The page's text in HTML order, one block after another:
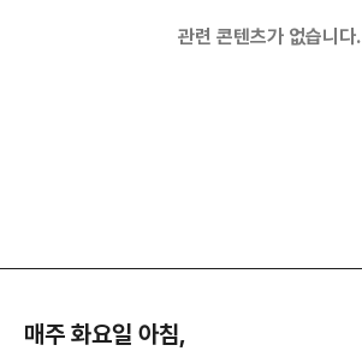
관련 콘텐츠가 없습니다.
매주 화요일 아침,